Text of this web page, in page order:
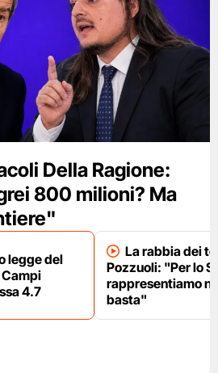
Della Ragione:
800 milioni? Ma
legge del
4.7
La rabbia dei
Pozzuoli: "Per lo
rappresentiamo
basta"